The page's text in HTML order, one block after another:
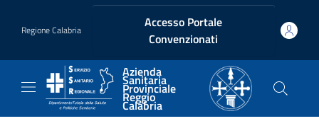
Regione Calabria
Accesso Portale
Convenzionati
Azienda
Sanitaria
Provinciale
Reggio
Calabria